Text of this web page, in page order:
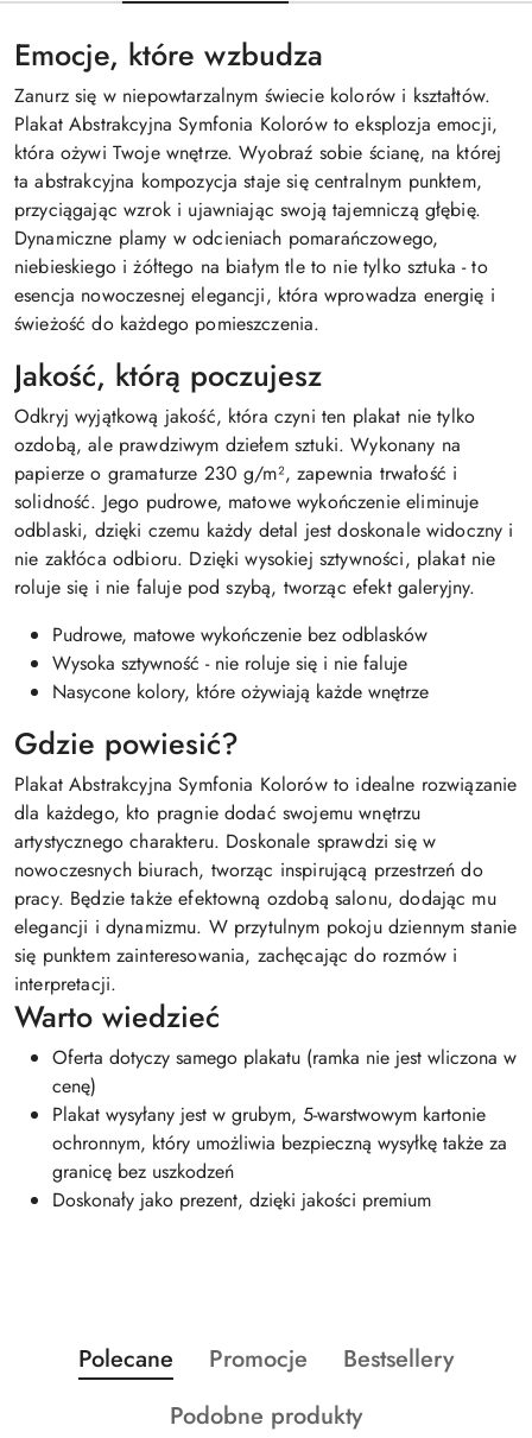
Emocje, które wzbudza
Zanurz się w niepowtarzalnym świecie kolorów i kształtów.
Plakat Abstrakcyjna Symfonia Kolorów to eksplozja emocji,
która ożywi Twoje wnętrze. Wyobraź sobie ścianę, na której
ta abstrakcyjna kompozycja staje się centralnym punktem,
przyciągając wzrok i ujawniając swoją tajemniczą głębię.
Dynamiczne plamy w odcieniach pomarańczowego,
niebieskiego i żółtego na białym tle to nie tylko sztuka - to
esencja nowoczesnej elegancji, która wprowadza energię i
świeżość do każdego pomieszczenia.
Jakość, którą poczujesz
Odkryj wyjątkową jakość, która czyni ten plakat nie tylko
ozdobą, ale prawdziwym dziełem sztuki. Wykonany na
papierze o gramaturze 230 g/m², zapewnia trwałość i
solidność. Jego pudrowe, matowe wykończenie eliminuje
odblaski, dzięki czemu każdy detal jest doskonale widoczny i
nie zakłóca odbioru. Dzięki wysokiej sztywności, plakat nie
roluje się i nie faluje pod szybą, tworząc efekt galeryjny.
Pudrowe, matowe wykończenie bez odblasków
Wysoka sztywność - nie roluje się i nie faluje
Nasycone kolory, które ożywiają każde wnętrze
Gdzie powiesić?
Plakat Abstrakcyjna Symfonia Kolorów to idealne rozwiązanie
dla każdego, kto pragnie dodać swojemu wnętrzu
artystycznego charakteru. Doskonale sprawdzi się w
nowoczesnych biurach, tworząc inspirującą przestrzeń do
pracy. Będzie także efektowną ozdobą salonu, dodając mu
elegancji i dynamizmu. W przytulnym pokoju dziennym stanie
się punktem zainteresowania, zachęcając do rozmów i
interpretacji.
Warto wiedzieć
Oferta dotyczy samego plakatu (ramka nie jest wliczona w
cenę)
Plakat wysyłany jest w grubym, 5-warstwowym kartonie
ochronnym, który umożliwia bezpieczną wysyłkę także za
granicę bez uszkodzeń
Doskonały jako prezent, dzięki jakości premium
Pomiń karuzelę produktów
Produkty
o
Polecane
Produkty
statusie:
Promocje
Produkty
statusie:
Bestsellery
Produkty
Podobne produkty